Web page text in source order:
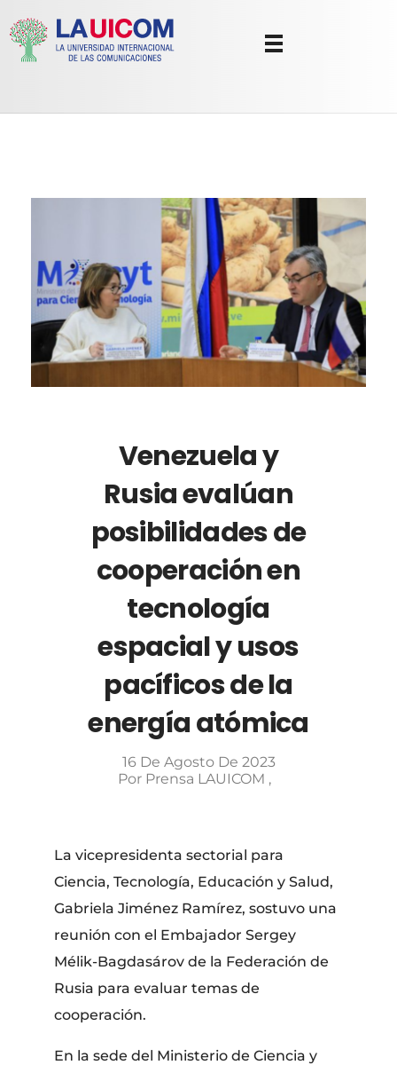
Venezuela y
Rusia evalúan
posibilidades de
cooperación en
tecnología
espacial y usos
pacíficos de la
energía atómica
16 De Agosto De 2023
Por Prensa LAUICOM
La vicepresidenta sectorial para
Ciencia, Tecnología, Educación y Salud,
Gabriela Jiménez Ramírez, sostuvo una
reunión con el Embajador Sergey
Mélik-Bagdasárov de la Federación de
Rusia para evaluar temas de
cooperación.
En la sede del Ministerio de Ciencia y